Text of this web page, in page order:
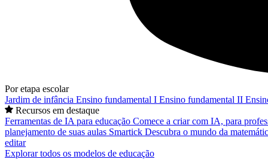
Por etapa escolar
Jardim de infância Ensino fundamental I Ensino fundamental II
Recursos em destaque
Ferramentas de IA para educação Comece a criar com IA, para
planejamento de suas aulas Smartick Descubra o mundo da
editar
Explorar todos os modelos de educação